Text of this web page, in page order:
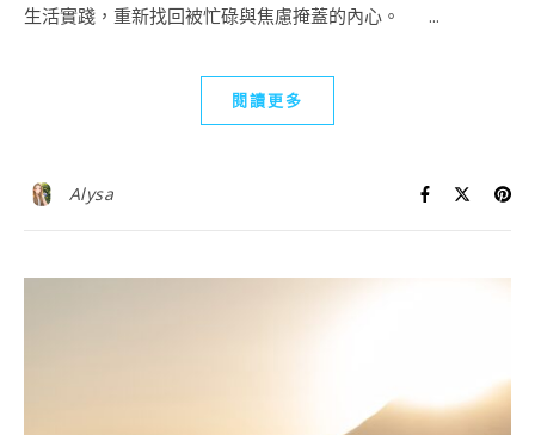
生活實踐，重新找回被忙碌與焦慮掩蓋的內心。 ...
閱讀更多
Alysa